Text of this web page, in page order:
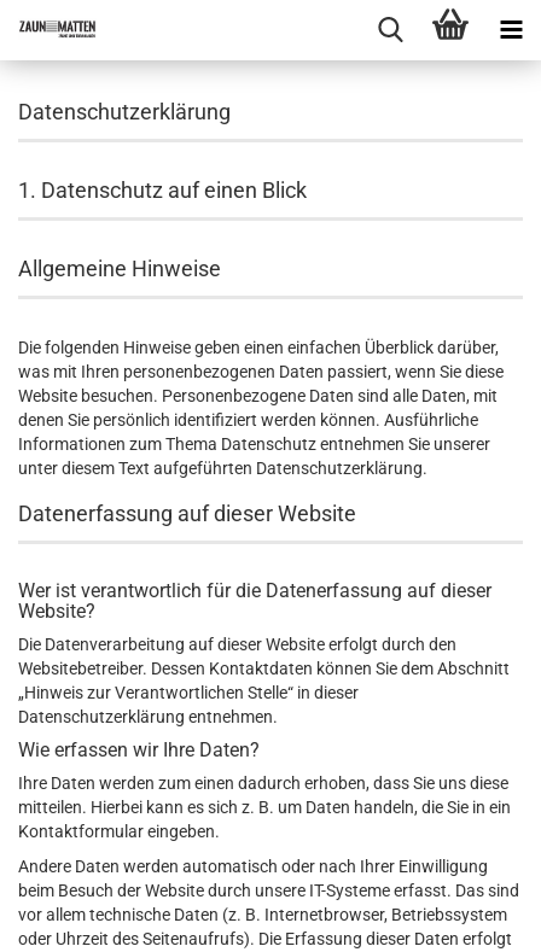
Datenschutzerklärung
1. Datenschutz auf einen Blick
Allgemeine Hinweise
Die folgenden Hinweise geben einen einfachen Überblick darüber,
was mit Ihren personenbezogenen Daten passiert, wenn Sie diese
Website besuchen. Personenbezogene Daten sind alle Daten, mit
denen Sie persönlich identifiziert werden können. Ausführliche
Informationen zum Thema Datenschutz entnehmen Sie unserer
unter diesem Text aufgeführten Datenschutzerklärung.
Datenerfassung auf dieser Website
Wer ist verantwortlich für die Datenerfassung auf dieser
Website?
Die Datenverarbeitung auf dieser Website erfolgt durch den
Websitebetreiber. Dessen Kontaktdaten können Sie dem Abschnitt
„Hinweis zur Verantwortlichen Stelle“ in dieser
Datenschutzerklärung entnehmen.
Wie erfassen wir Ihre Daten?
Ihre Daten werden zum einen dadurch erhoben, dass Sie uns diese
mitteilen. Hierbei kann es sich z. B. um Daten handeln, die Sie in ein
Kontaktformular eingeben.
Andere Daten werden automatisch oder nach Ihrer Einwilligung
beim Besuch der Website durch unsere IT-Systeme erfasst. Das sind
vor allem technische Daten (z. B. Internetbrowser, Betriebssystem
oder Uhrzeit des Seitenaufrufs). Die Erfassung dieser Daten erfolgt